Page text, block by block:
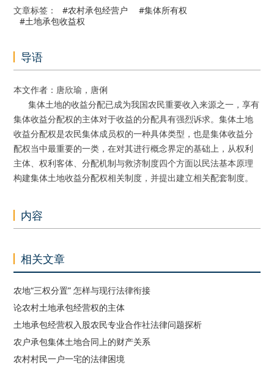
文章标签： #农村承包经营户
#集体所有权
#土地承包收益权
导语
本文作者：唐欣瑜，唐俐
集体土地的收益分配已成为我国农民重要收入来源之一，享有
集体收益分配权的主体对于收益的分配具有强烈诉求。集体土地
收益分配权是农民集体成员权的一种具体类型，也是集体收益分
配权当中最重要的一类，在对其进行概念界定的基础上，从权利
主体、权利客体、分配机制与救济制度四个方面以民法基本原理
构建集体土地收益分配权相关制度，并提出建立相关配套制度。
内容
相关文章
农地“三权分置” 怎样与现行法律衔接
论农村土地承包经营权的主体
土地承包经营权入股农民专业合作社法律问题探析
农户承包集体土地合同上的财产关系
农村村民一户一宅的法律困境